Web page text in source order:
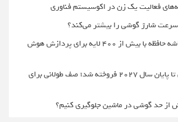
فعالیت یک زن در اکوسیستم فناوری
سرعت شارژ گوشی را بیشتر می‌کند؟
سامسونگ از اولین تراشه حافظه با بیش از ۴۰۰ لایه برای پردازش هوش
تمامی محصولات فراری تا پایان سال ۲۰۲۷ فروخته شد؛ صف طولانی برای
از حد گوشی در ماشین جلوگیری کنیم؟